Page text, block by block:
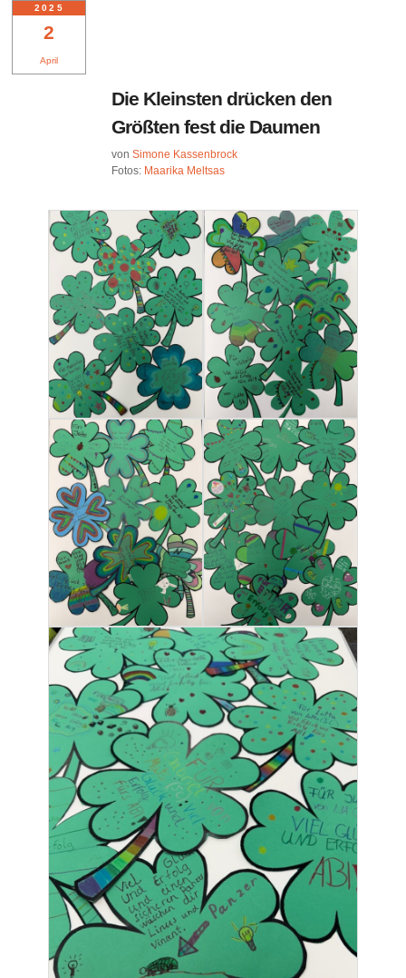
2
April
2025
Die Kleinsten drücken den
Größten fest die Daumen
vonSimone Kassenbrock
Fotos: Maarika Meltsas